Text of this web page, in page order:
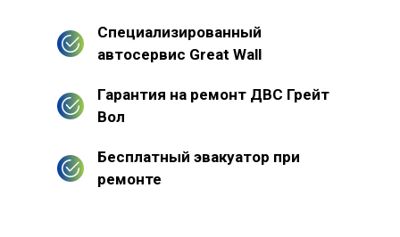
Специализированный
автосервис Great Wall
Гарантия на ремонт ДВС Грейт
Вол
Бесплатный эвакуатор при
ремонте